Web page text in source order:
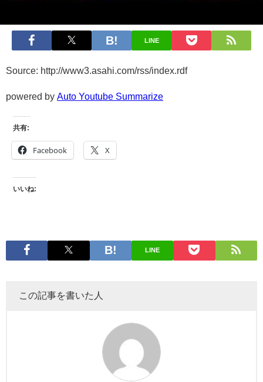
LINE
Source: http://www3.asahi.com/rss/index.rdf
powered by Auto Youtube Summarize
共有:
Facebook X
いいね:
LINE
この記事を書いた人